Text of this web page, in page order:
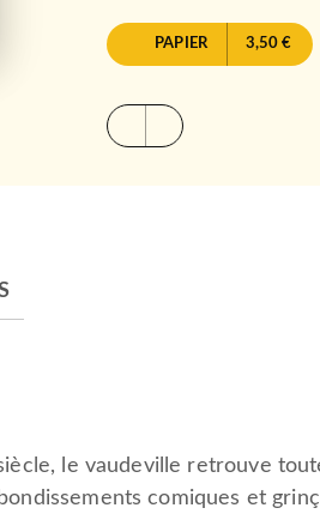
PAPIER 3,50 €
le vaudeville retrouve
comiques et